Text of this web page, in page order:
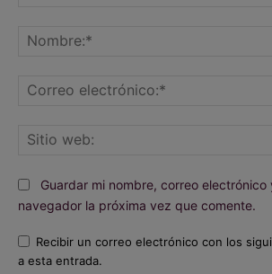
Guardar mi nombre, correo
navegador la próxima vez que comente.
Recibir un correo electrónico con los
a esta entrada.